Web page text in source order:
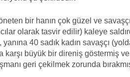
bir hanın çok güzel ve
olarak tasvir edilir) kaleye
40 sadık kadın savaşçı
karşı büyük bir direniş göstermiş
geri çekilmek zorunda